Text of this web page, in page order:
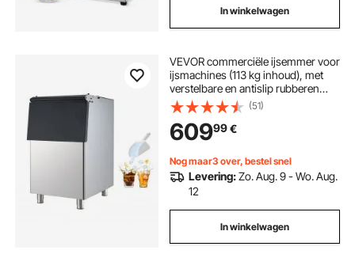
In winkelwagen
VEVOR commerciële ijsemmer voor
ijsmachines (113 kg inhoud), met
verstelbare en antislip rubberen
voetjes, geschikt voor restaurants,
hotels en drankwinkels.
(51)
60999€
Nog maar3 over, bestel snel
Levering:Zo. Aug. 9 - Wo. Aug.
12
In winkelwagen